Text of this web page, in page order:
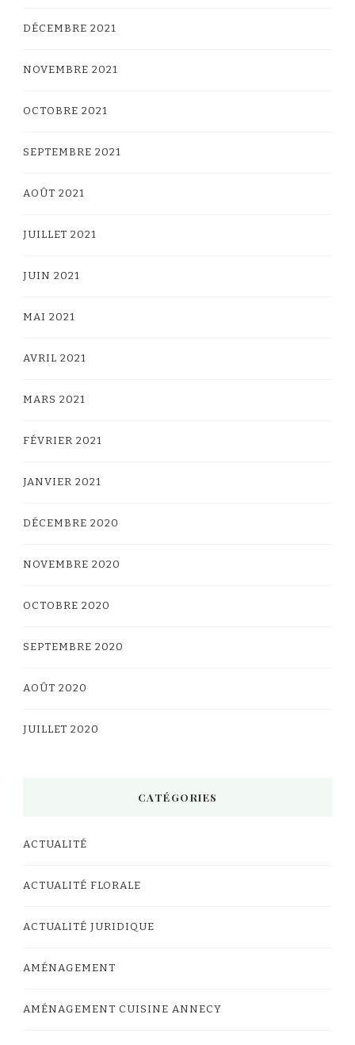
DÉCEMBRE 2021
NOVEMBRE 2021
OCTOBRE 2021
SEPTEMBRE 2021
AOÛT 2021
JUILLET 2021
JUIN 2021
MAI 2021
AVRIL 2021
MARS 2021
FÉVRIER 2021
JANVIER 2021
DÉCEMBRE 2020
NOVEMBRE 2020
OCTOBRE 2020
SEPTEMBRE 2020
AOÛT 2020
JUILLET 2020
CATÉGORIES
ACTUALITÉ
ACTUALITÉ FLORALE
ACTUALITÉ JURIDIQUE
AMÉNAGEMENT
AMÉNAGEMENT CUISINE ANNECY